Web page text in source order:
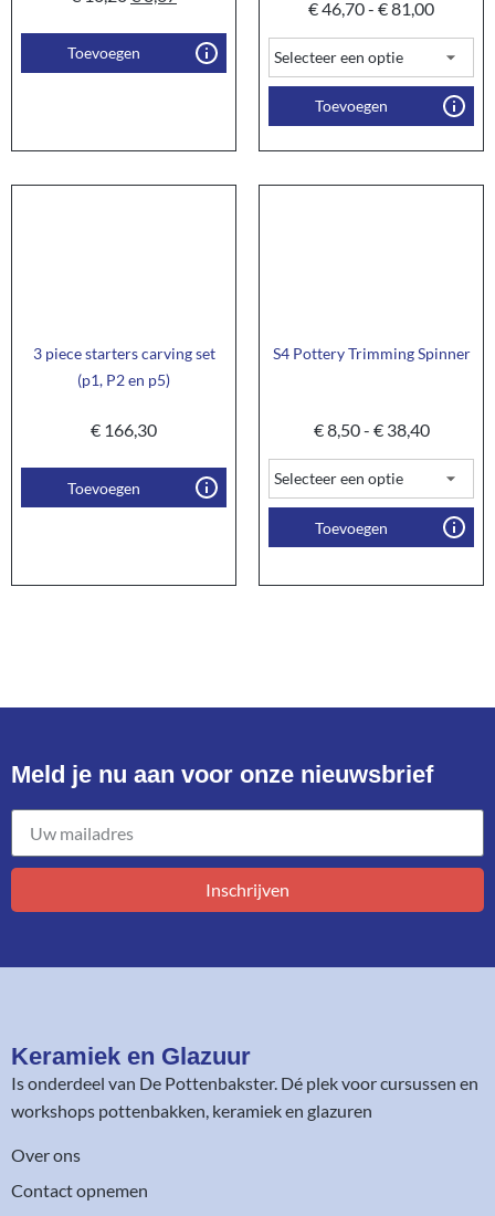
Toevoegen
€46,70- €81,00
Toevoegen
3 piece starters carving set
(p1, P2 en p5)
€ 166,30
Toevoegen
S4 Pottery Trimming Spinner
€8,50- €38,40
Toevoegen
Meld je nu aan voor onze nieuwsbrief​
Inschrijven
Keramiek en Glazuur​
Is onderdeel van De Pottenbakster. Dé plek voor cursussen en
workshops pottenbakken, keramiek en glazuren
Over ons
Contact opnemen